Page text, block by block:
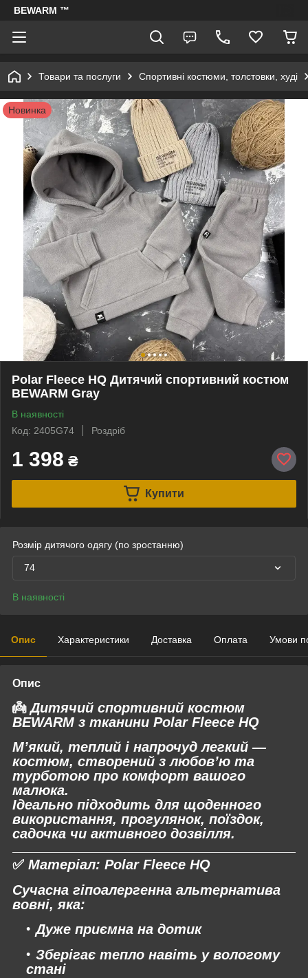
BEWARM ™
Товари та послуги Спортивні костюми, толстовки, худі
Новинка
Polar Fleece HQ Дитячий спортивний костюм
BEWARM Gray
В наявності
Код: 2405G74
Роздріб
1 398 ₴
Купити
Розмір дитячого одягу (по зростанню)
74
В наявності
Опис Характеристики Доставка Оплата Умови
Опис
👼Дитячий спортивний костюм
BEWARM з тканини Polar Fleece HQ
М’який, теплий і напрочуд легкий —
костюм, створений з любов’ю та
турботою про комфорт вашого
малюка.
Ідеально підходить для щоденного
використання, прогулянок, поїздок,
садочка чи активного дозвілля.
✅ Матеріал: Polar Fleece HQ
Сучасна гіпоалергенна альтернатива
вовні, яка:
Дуже приємна на дотик
Зберігає тепло навіть у вологому
стані